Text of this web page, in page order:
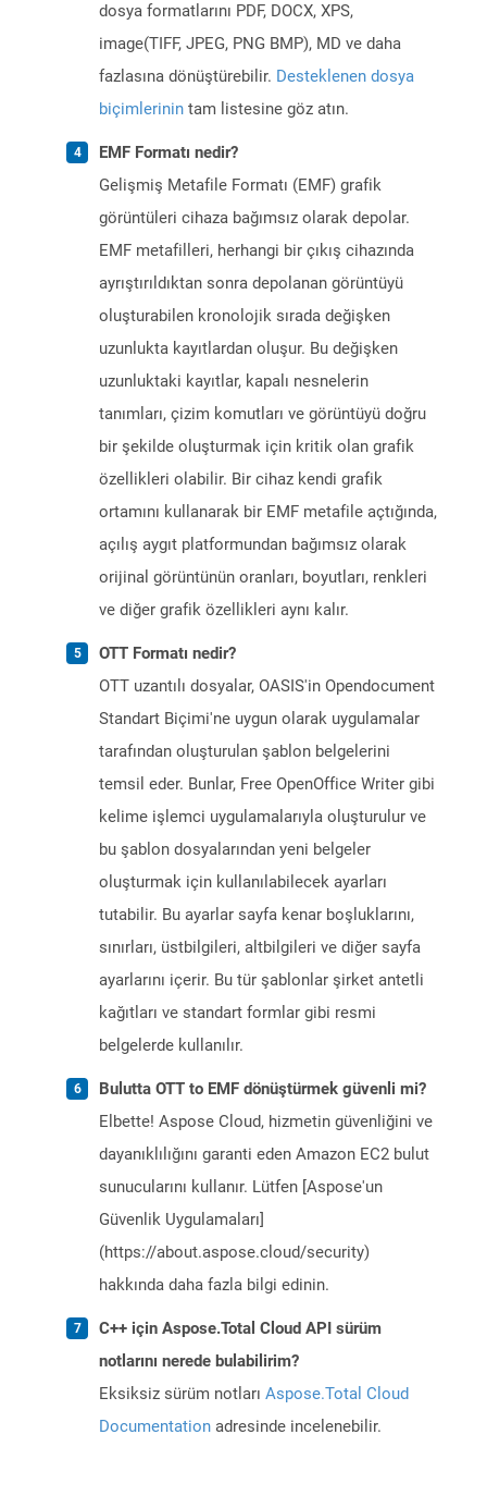
dosya formatlarını PDF, DOCX, XPS,
image(TIFF, JPEG, PNG BMP), MD ve daha
fazlasına dönüştürebilir. Desteklenen dosya
biçimlerinin tam listesine göz atın.
EMF Formatı nedir?
Gelişmiş Metafile Formatı (EMF) grafik
görüntüleri cihaza bağımsız olarak depolar.
EMF metafilleri, herhangi bir çıkış cihazında
ayrıştırıldıktan sonra depolanan görüntüyü
oluşturabilen kronolojik sırada değişken
uzunlukta kayıtlardan oluşur. Bu değişken
uzunluktaki kayıtlar, kapalı nesnelerin
tanımları, çizim komutları ve görüntüyü doğru
bir şekilde oluşturmak için kritik olan grafik
özellikleri olabilir. Bir cihaz kendi grafik
ortamını kullanarak bir EMF metafile açtığında,
açılış aygıt platformundan bağımsız olarak
orijinal görüntünün oranları, boyutları, renkleri
ve diğer grafik özellikleri aynı kalır.
OTT Formatı nedir?
OTT uzantılı dosyalar, OASIS'in Opendocument
Standart Biçimi'ne uygun olarak uygulamalar
tarafından oluşturulan şablon belgelerini
temsil eder. Bunlar, Free OpenOffice Writer gibi
kelime işlemci uygulamalarıyla oluşturulur ve
bu şablon dosyalarından yeni belgeler
oluşturmak için kullanılabilecek ayarları
tutabilir. Bu ayarlar sayfa kenar boşluklarını,
sınırları, üstbilgileri, altbilgileri ve diğer sayfa
ayarlarını içerir. Bu tür şablonlar şirket antetli
kağıtları ve standart formlar gibi resmi
belgelerde kullanılır.
Bulutta OTT to EMF dönüştürmek güvenli mi?
Elbette! Aspose Cloud, hizmetin güvenliğini ve
dayanıklılığını garanti eden Amazon EC2 bulut
sunucularını kullanır. Lütfen [Aspose'un
Güvenlik Uygulamaları]
(https://about.aspose.cloud/security)
hakkında daha fazla bilgi edinin.
C++ için Aspose.Total Cloud API sürüm
notlarını nerede bulabilirim?
Eksiksiz sürüm notları Aspose.Total Cloud
Documentation adresinde incelenebilir.